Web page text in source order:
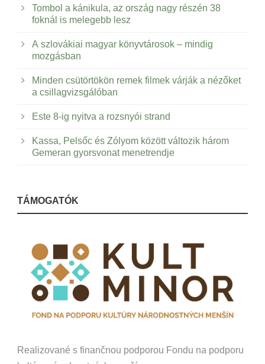
Tombol a kánikula, az ország nagy részén 38
foknál is melegebb lesz
A szlovákiai magyar könyvtárosok – mindig
mozgásban
Minden csütörtökön remek filmek várják a nézőket
a csillagvizsgálóban
Este 8-ig nyitva a rozsnyói strand
Kassa, Pelsőc és Zólyom között változik három
Gemeran gyorsvonat menetrendje
TÁMOGATÓK
Realizované s finančnou podporou Fondu na podporu